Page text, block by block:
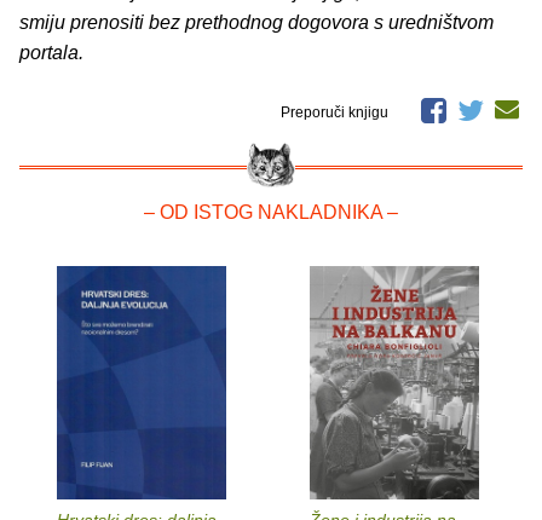
smiju prenositi bez prethodnog dogovora s uredništvom
portala.
Preporuči knjigu
– OD ISTOG NAKLADNIKA –